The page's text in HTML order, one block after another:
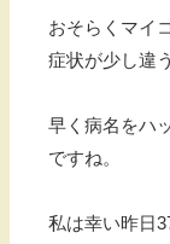
おそらくマイ
症状が少し違
早く病名をハ
ですね。
私は幸い昨日